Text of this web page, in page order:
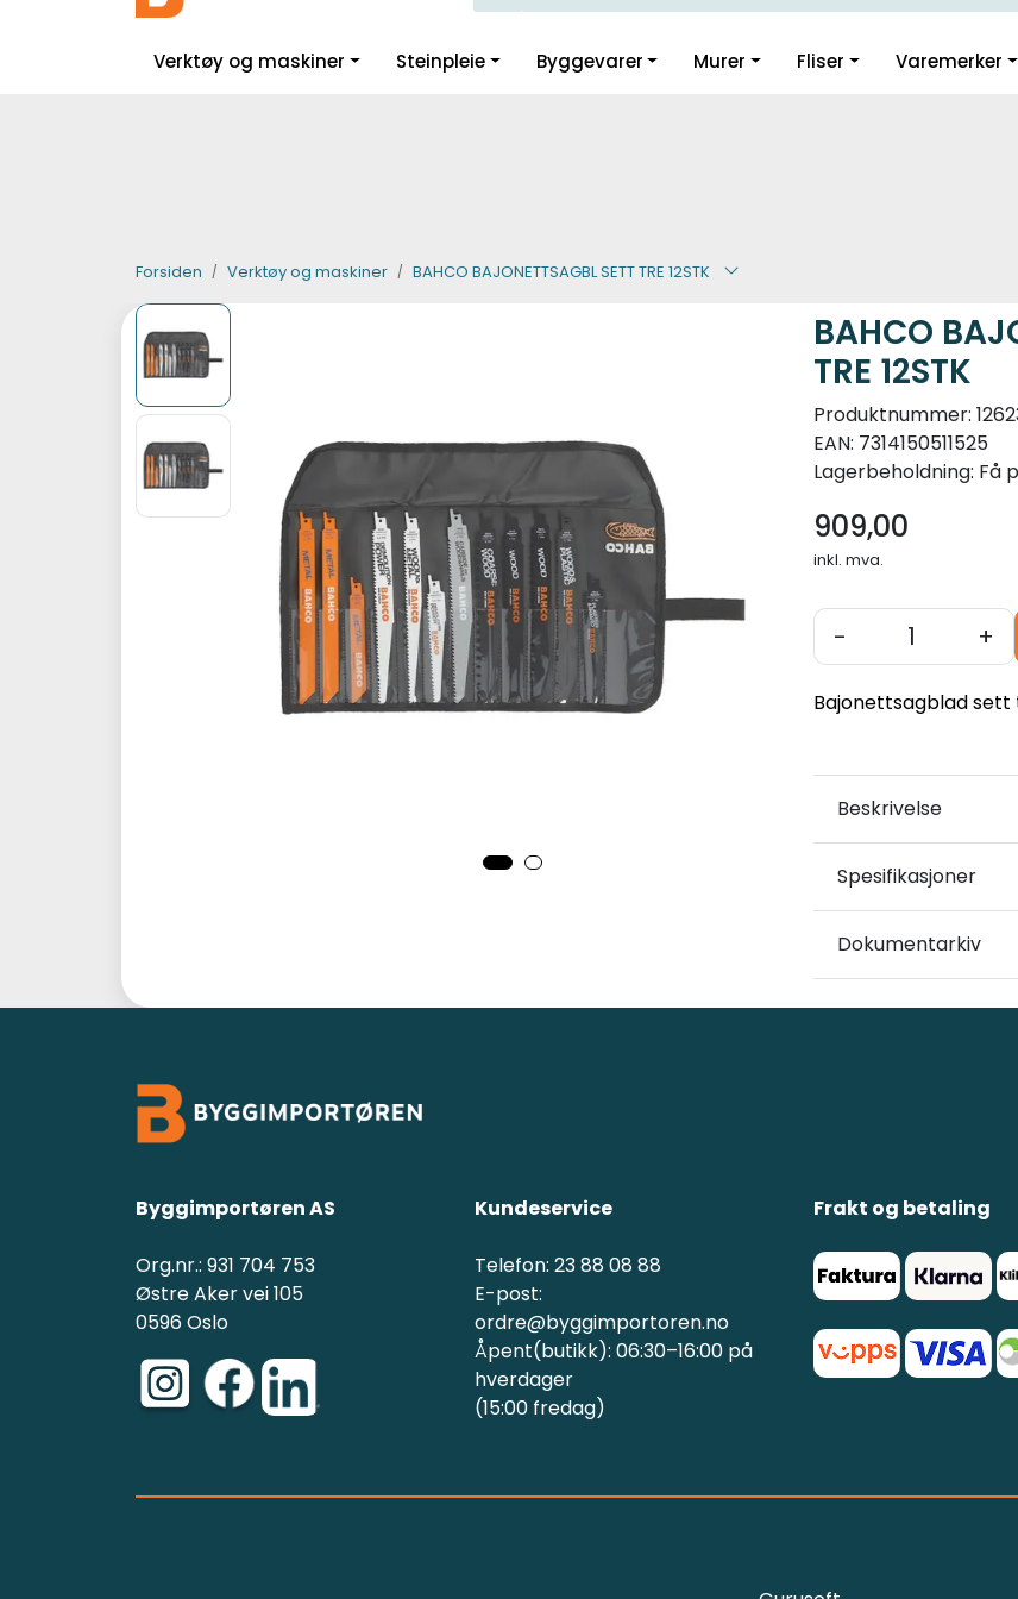
Skip to main content
Klikk og hent i Oslo
Verktøy og maskiner Steinpleie Byggevarer Murer Fliser Varemerker
Forsiden Verktøy og maskiner BAHCO BAJONETTSAGBL SETT TRE 12STK
BAHCO
TRE 12STK
Produktnummer:
EAN: 7314150511525
Lagerbeholdning: Få
909,00
inkl. mva.
- +
Bajonettsagblad sett
Beskrivelse
Spesifikasjoner
Dokumentarkiv
Frakt og betaling
Kundeservice
Telefon: 23 88 08 88
E-post:
ordre@byggimportoren.no
Åpent(butikk): 06:30–16:00 på
hverdager
(15:00 fredag)
Byggimportøren AS
Org.nr.: 931 704 753
Østre Aker vei 105
0596 Oslo